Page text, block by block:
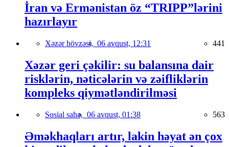
İran və Ermənistan öz “TRIPP”lərini
hazırlayır
Xəzər hövzəsi, 06 avqust, 12:31 441
Xəzər geri çəkilir: su balansına dair
risklərin, nəticələrin və zəifliklərin
kompleks qiymətləndirilməsi
Sosial sahə, 06 avqust, 01:38 563
Əməkhaqları artır, lakin həyat ən çox